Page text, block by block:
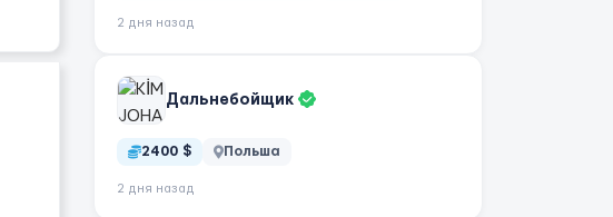
2 дня назад
Дальнебойщик
2400 $ Польша
2 дня назад